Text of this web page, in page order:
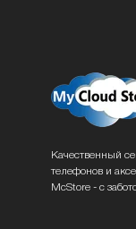
Качественный
телефонов и
McStore - с